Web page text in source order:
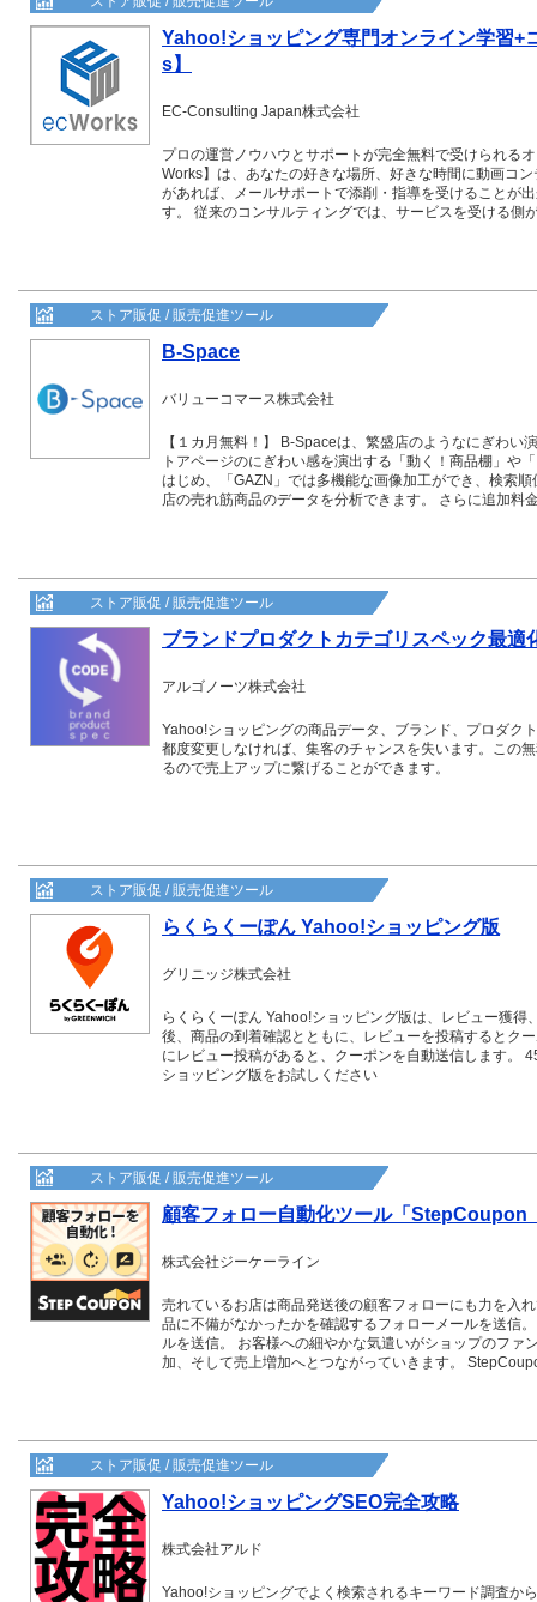
Yahoo!ショッピング専門オンライン学習+
s】
EC-Consulting Japan株式会社
プロの運営ノウハウとサポートが完全無料で受けられる
Works】は、あなたの好きな場所、好きな時間に動画コ
があれば、メールサポートで添削・指導を受けることが
す。 従来のコンサルティングでは、サービスを受ける側
ストア販促 / 販売促進ツール
B-Space
バリューコマース株式会社
【１カ月無料！】 B-Spaceは、繁盛店のようなにぎわい
トアページのにぎわい感を演出する「動く！商品棚」や
はじめ、「GAZN」では多機能な画像加工ができ、検索
店の売れ筋商品のデータを分析できます。 さらに追加料
ストア販促 / 販売促進ツール
ブランドプロダクトカテゴリスペック最適
アルゴノーツ株式会社
Yahoo!ショッピングの商品データ、ブランド、プロダク
都度変更しなければ、集客のチャンスを失います。この
るので売上アップに繋げることができます。
ストア販促 / 販売促進ツール
らくらくーぽん Yahoo!ショッピング版
グリニッジ株式会社
らくらくーぽん Yahoo!ショッピング版は、レビュー獲
後、商品の到着確認とともに、レビューを投稿するとク
にレビュー投稿があると、クーポンを自動送信します。
ショッピング版をお試しください
ストア販促 / 販売促進ツール
顧客フォロー自動化ツール「StepCoupon
株式会社ジーケーライン
売れているお店は商品発送後の顧客フォローにも力を入
品に不備がなかったかを確認するフォローメールを送信
ルを送信。 お客様への細やかな気遣いがショップのファ
加、そして売上増加へとつながっていきます。
ストア販促 / 販売促進ツール
Yahoo!ショッピングSEO完全攻略
株式会社アルド
Yahoo!ショッピングでよく検索されるキーワード調査か